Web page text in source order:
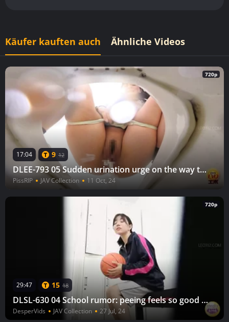
Käufer kauften auch Ähnliche Videos
720p
17:04 9 12
DLEE-793 05 Sudden urination urge on the way to school: schoolgirls rushing to the toilet with pre-pee drips.
PissRIP JAV Collection 11 Oct, 24
720p
29:47 15 18
DLSL-630 04 School rumor: peeing feels so good the longer you hold it in!
DesperVids JAV Collection 27 Jul, 24